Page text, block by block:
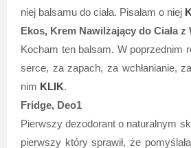
niej balsamu do ciała. Pisałam o niej
Ekos, Krem Nawilżający do Ciała z
Kocham ten balsam. W poprzednim
serce, za zapach, za wchłanianie,
nim KLIK.
Fridge, Deo1
Pierwszy dezodorant o naturalnym
pierwszy który sprawił, że